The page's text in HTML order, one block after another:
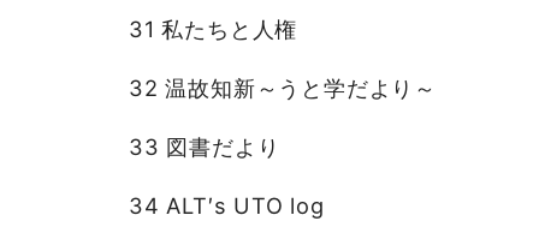
31 私たちと人権
32 温故知新～うと学だより～
33 図書だより
34 ALT′s UTO log